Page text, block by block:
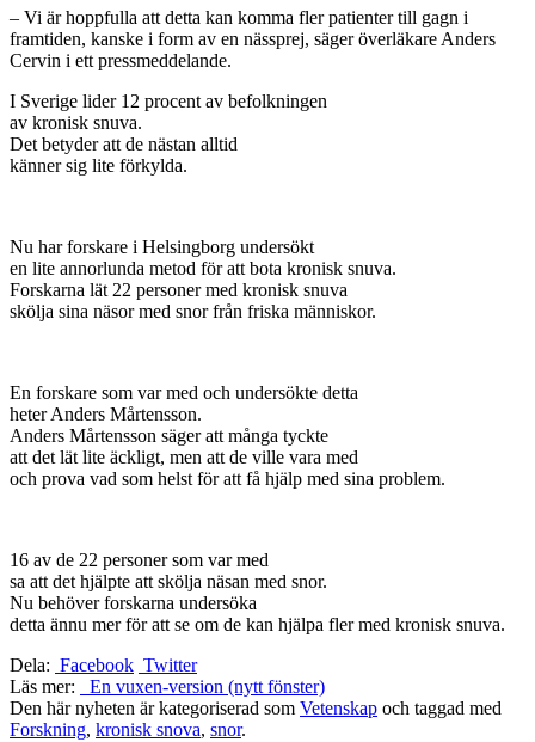
– Vi är hoppfulla att detta kan komma fler patienter till gagn i
framtiden, kanske i form av en nässprej, säger överläkare Anders
Cervin i ett pressmeddelande.
I Sverige lider 12 procent av befolkningen
av kronisk snuva.
Det betyder att de nästan alltid
känner sig lite förkylda.
Nu har forskare i Helsingborg undersökt
en lite annorlunda metod för att bota kronisk snuva.
Forskarna lät 22 personer med kronisk snuva
skölja sina näsor med snor från friska människor.
En forskare som var med och undersökte detta
heter Anders Mårtensson.
Anders Mårtensson säger att många tyckte
att det lät lite äckligt, men att de ville vara med
och prova vad som helst för att få hjälp med sina problem.
16 av de 22 personer som var med
sa att det hjälpte att skölja näsan med snor.
Nu behöver forskarna undersöka
detta ännu mer för att se om de kan hjälpa fler med kronisk snuva.
Dela: Facebook Twitter
Läs mer:
En vuxen-version (nytt fönster)
Den här nyheten är kategoriserad som Vetenskap och taggad med
Forskning, kronisk snova, snor.